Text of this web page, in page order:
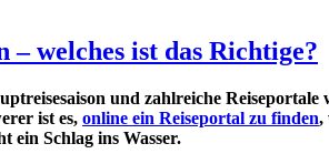
welches ist das Richtige?
und zahlreiche
ist es, online ein Reiseportal zu finden,
ein Schlag ins Wasser.